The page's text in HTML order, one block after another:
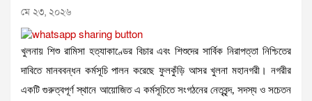
মে ২৩, ২০২৬
খুলনায় শিশু রামিসা হত্যাকাণ্ডের বিচার এবং শিশুদের সার্বিক নিরাপত্তা নিশ্চিতের
দাবিতে মানববন্ধন কর্মসূচি পালন করেছে ফুলকুঁড়ি আসর খুলনা মহানগরী। নগরীর
একটি গুরুত্বপূর্ণ স্থানে আয়োজিত এ কর্মসূচিতে সংগঠনের নেতৃবৃন্দ, সদস্য ও সচেতন